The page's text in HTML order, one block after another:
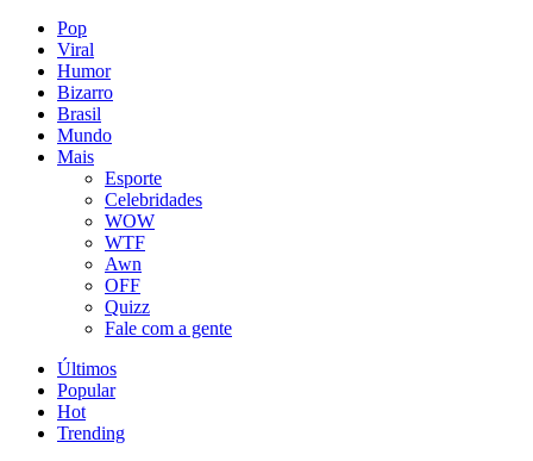
Pop
Viral
Humor
Bizarro
Brasil
Mundo
Mais
Esporte
Celebridades
WOW
WTF
Awn
OFF
Quizz
Fale com a gente
Últimos
Popular
Hot
Trending